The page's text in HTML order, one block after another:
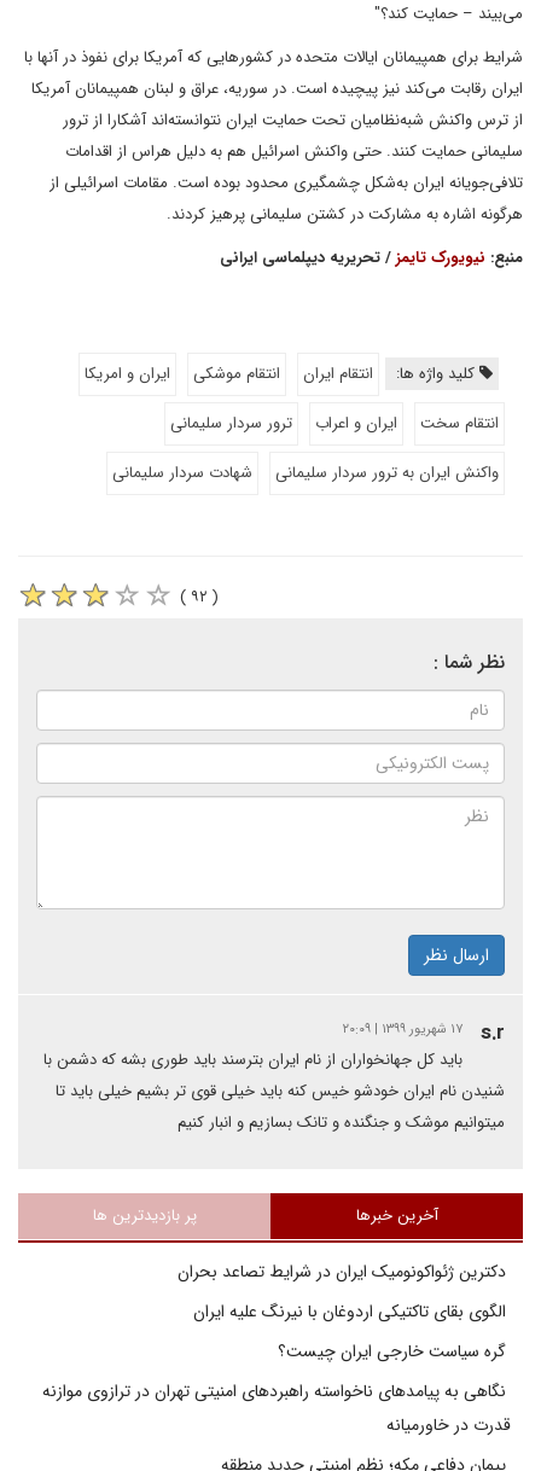
می‌بیند – حمایت کند؟"
شرایط برای همپیمانان ایالات متحده در کشورهایی که آمریکا برای نفوذ در آنها با
ایران رقابت می‌کند نیز پیچیده است. در سوریه، عراق و لبنان همپیمانان آمریکا
از ترس واکنش شبه‌نظامیان تحت حمایت ایران نتوانسته‌اند آشکارا از ترور
سلیمانی حمایت کنند. حتی واکنش اسرائیل هم به دلیل هراس از اقدامات
تلافی‌جویانه ایران به‌شکل چشمگیری محدود بوده است. مقامات اسرائیلی از
هرگونه اشاره به مشارکت در کشتن سلیمانی پرهیز کردند.
منبع: نیویورک تایمز/ تحریریه دیپلماسی ایرانی
کلید واژه ها: انتقام ایران انتقام موشکی
ایران و امریکا
انتقام سخت
ایران و اعراب
ترور سردار سلیمانی
واکنش ایران به ترور سردار سلیمانی
شهادت سردار سلیمانی
( ۹۲ )
نظر شما :
ارسال نظر
s.r ۱۷ شهریور ۱۳۹۹ | ۲۰:۰۹
باید کل جهانخواران از نام ایران بترسند باید طوری بشه که دشمن با
شنیدن نام ایران خودشو خیس کنه باید خیلی قوی تر بشیم خیلی باید تا
میتوانیم موشک و جنگنده و تانک بسازیم و انبار کنیم
آخرین خبرها پر بازدیدترین ها
دکترین ژئواکونومیک ایران در شرایط تصاعد بحران
الگوی بقای تاکتیکی اردوغان با نیرنگ علیه ایران
گره سیاست خارجی ایران چیست؟
نگاهی به پیامدهای ناخواسته راهبردهای امنیتی تهران در ترازوی موازنه
قدرت در خاورمیانه
پیمان دفاعی مکه؛ نظم امنیتی جدید منطقه